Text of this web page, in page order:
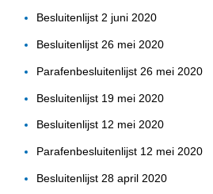
Besluitenlijst 2 juni 2020
Besluitenlijst 26 mei 2020
Parafenbesluitenlijst 26 mei 2020
Besluitenlijst 19 mei 2020
Besluitenlijst 12 mei 2020
Parafenbesluitenlijst 12 mei 2020
Besluitenlijst 28 april 2020